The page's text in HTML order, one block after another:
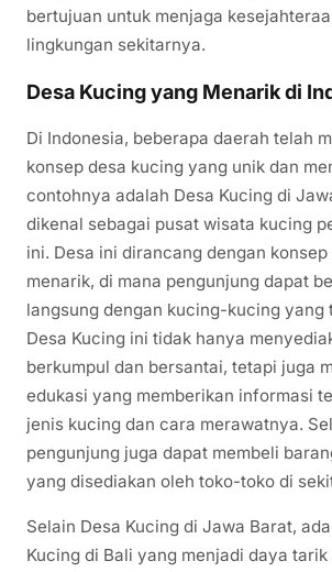
bertujuan untuk menjaga
lingkungan sekitarnya.
Desa Kucing yang Menarik di
Di Indonesia, beberapa daerah telah
konsep desa kucing yang unik dan
contohnya adalah Desa Kucing di
dikenal sebagai pusat wisata kucing
ini. Desa ini dirancang dengan
menarik, di mana pengunjung dapat
langsung dengan kucing-kucing yang
Desa Kucing ini tidak hanya
berkumpul dan bersantai, tetapi juga
edukasi yang memberikan informasi
jenis kucing dan cara merawatnya.
pengunjung juga dapat membeli
yang disediakan oleh toko-toko di
Selain Desa Kucing di Jawa Barat,
Kucing di Bali yang menjadi daya